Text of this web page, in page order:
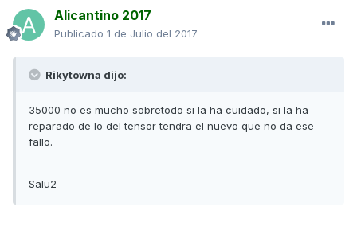
Alicantino 2017
Publicado 1 de Julio del 2017
Rikytowna dijo:
35000 no es mucho sobretodo si la ha cuidado, si la ha
reparado de lo del tensor tendra el nuevo que no da ese
fallo.
Salu2